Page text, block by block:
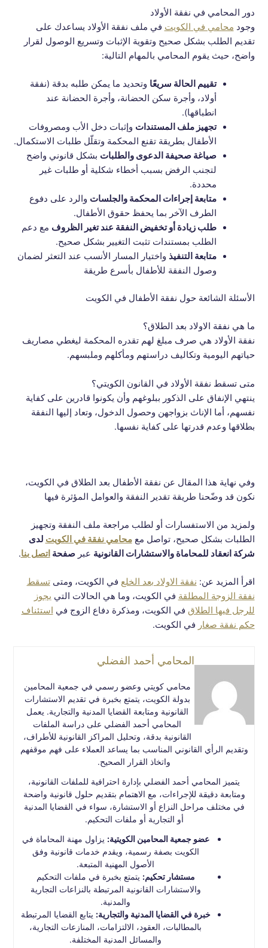
دور المحامي في نفقة الأولاد
وجود محامي في الكويت في ملف نفقة الأولاد يساعدك على
تقديم الطلب بشكل صحيح وتقوية الإثبات وتسريع الوصول لقرار
واضح، حيث يقوم المحامي بالمهام التالية:
تقييم الحالة سريعًا وتحديد ما يمكن طلبه بدقة (نفقة
أولاد، وأجرة سكن الحضانة، وأجرة الحضانة عند
انطباقها).
تجهيز ملف المستندات وإثبات دخل الأب ومصروفات
الأطفال بطريقة تقنع المحكمة وتقلّل طلبات الاستكمال.
صياغة صحيفة الدعوى والطلبات بشكل قانوني واضح
لتجنب الرفض بسبب أخطاء شكلية أو طلبات غير
محددة.
متابعة إجراءات المحكمة والجلسات والرد على دفوع
الطرف الآخر بما يحفظ حقوق الأطفال.
طلب زيادة أو تخفيض النفقة عند تغير الظروف مع دعم
الطلب بمستندات تثبت التغيير بشكل صحيح.
متابعة التنفيذ واختيار المسار الأنسب عند التعثر لضمان
وصول النفقة للأطفال بأسرع طريقة
الأسئلة الشائعة حول نفقة الأطفال في الكويت
ما هي نفقة الاولاد بعد الطلاق؟
نفقة الأولاد هي صرف مبلغ لهم تقدره المحكمة ليغطي مصاريف
حياتهم اليومية وتكاليف دراستهم ومأكلهم وملبسهم.
متى تسقط نفقة الأولاد في القانون الكويتي؟
ينتهي الإنفاق على الذكور ببلوغهم وأن يكونوا قادرين على كفاية
نفسهم، أما الإناث بزواجهن وحصول الدخول، وتعاد إليها النفقة
بطلاقها وعدم قدرتها على كفاية نفسها.
وفي نهاية هذا المقال عن نفقة الأطفال بعد الطلاق في الكويت،
نكون قد وضّحنا طريقة تقدير النفقة والعوامل المؤثرة فيها
ولمزيد من الاستفسارات أو لطلب مراجعة ملف النفقة وتجهيز
الطلبات بشكل صحيح، تواصل معمحامي نفقة في الكويت لدى
شركة انعقاد للمحاماة والاستشارات القانونية عبرصفحة اتصل بنا.
اقرأ المزيد عن: نفقة الاولاد بعد الخلع في الكويت، ومتىتسقط
نفقة الزوجة المطلقة في الكويت، وما هي الحالات التي يجوز
للرجل فيها الطلاق في الكويت، ومذكرة دفاع الزوج في استئناف
حكم نفقة صغار في الكويت.
المحامي أحمد الفضلي
محامي كويتي وعضو رسمي في جمعية المحامين
بدولة الكويت، يتمتع بخبرة في تقديم الاستشارات
القانونية ومتابعة القضايا المدنية والتجارية. يعمل
المحامي أحمد الفضلي على دراسة الملفات
القانونية بدقة، وتحليل المراكز القانونية للأطراف،
وتقديم الرأي القانوني المناسب بما يساعد العملاء على فهم موقفهم
واتخاذ القرار الصحيح.
يتميز المحامي أحمد الفضلي بإدارة احترافية للملفات القانونية،
ومتابعة دقيقة للإجراءات، مع الاهتمام بتقديم حلول قانونية واضحة
في مختلف مراحل النزاع أو الاستشارة، سواء في القضايا المدنية
أو التجارية أو ملفات التحكيم.
عضو جمعية المحامين الكويتية: يزاول مهنة المحاماة في
الكويت بصفة رسمية، ويقدم خدمات قانونية وفق
الأصول المهنية المتبعة.
مستشار تحكيم: يتمتع بخبرة في ملفات التحكيم
والاستشارات القانونية المرتبطة بالنزاعات التجارية
والمدنية.
خبرة في القضايا المدنية والتجارية: يتابع القضايا المرتبطة
بالمطالبات، العقود، الالتزامات، المنازعات التجارية،
والمسائل المدنية المختلفة.